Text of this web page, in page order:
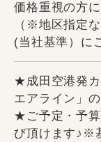
価格重視の方
（※地区指定
(当社基準）に
★成田空港発カ
エアライン」
★ご予定・予
び頂けます♪※